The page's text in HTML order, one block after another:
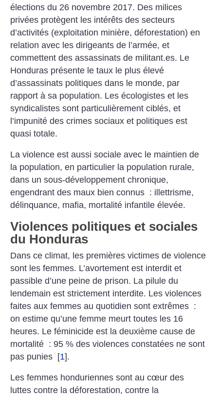
élections du 26 novembre 2017. Des milices
privées protègent les intérêts des secteurs
d’activités (exploitation minière, déforestation) en
relation avec les dirigeants de l’armée, et
commettent des assassinats de militant.es. Le
Honduras présente le taux le plus élevé
d’assassinats politiques dans le monde, par
rapport à sa population. Les écologistes et les
syndicalistes sont particulièrement ciblés, et
l’impunité des crimes sociaux et politiques est
quasi totale.
La violence est aussi sociale avec le maintien de
la population, en particulier la population rurale,
dans un sous-développement chronique,
engendrant des maux bien connus : illettrisme,
délinquance, mafia, mortalité infantile élevée.
Violences politiques et sociales
du Honduras
Dans ce climat, les premières victimes de violence
sont les femmes. L’avortement est interdit et
passible d’une peine de prison. La pilule du
lendemain est strictement interdite. Les violences
faites aux femmes au quotidien sont extrêmes :
on estime qu’une femme meurt toutes les 16
heures. Le féminicide est la deuxième cause de
mortalité : 95 % des violences constatées ne sont
pas punies [1].
Les femmes honduriennes sont au cœur des
luttes contre la déforestation, contre la